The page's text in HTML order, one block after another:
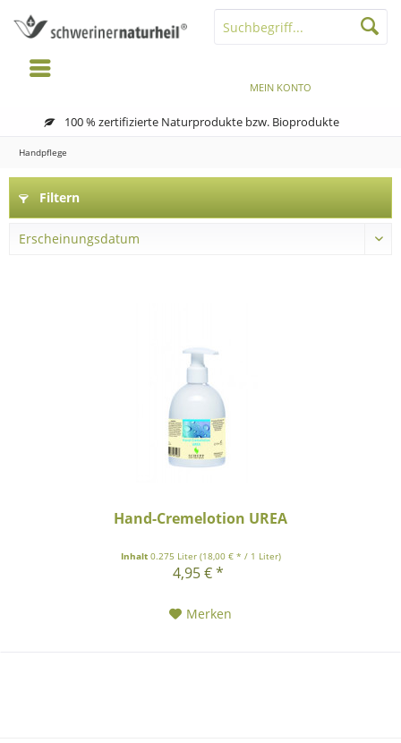
100 % zertifizierte Naturprodukte bzw. Bioprodukte
MEIN KONTO
Handpflege
Filtern
Hand-Cremelotion UREA
Inhalt 0.275 Liter (18,00 € * / 1 Liter)
4,95 € *
Merken